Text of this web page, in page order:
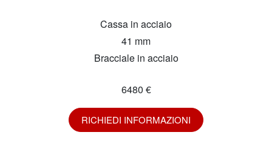
Cassa in acciaio
41 mm
Bracciale in acciaio
6480 €
RICHIEDI INFORMAZIONI